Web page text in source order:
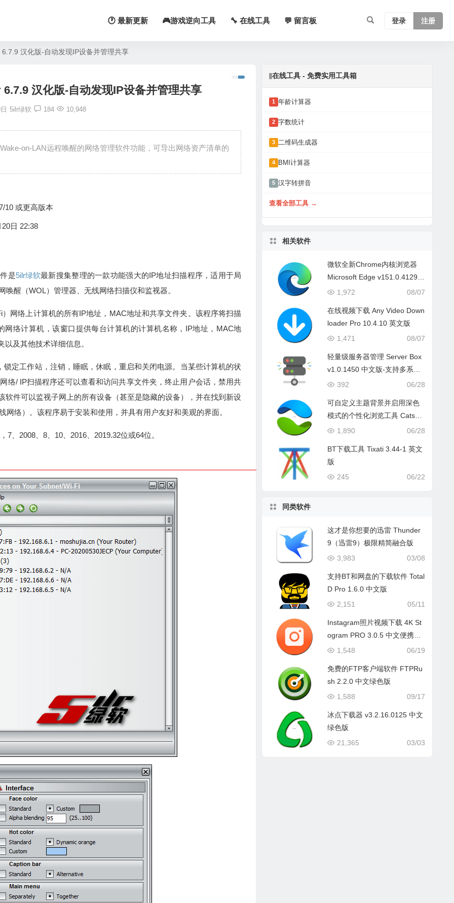
🕐 最新更新 🎮游戏逆向工具 🔧 在线工具 💬 留言板 登录 注册
汉化版-自动发现IP设备并管理共享
汉化版-自动发现IP设备并管理共享
5ilr绿软 184 10,948
on-LAN远程唤醒的网络管理软件功能，可导出网络资产清单的
10 或更高版本
日 22:38
是5ilr绿软最新搜集整理的一款功能强大的IP地址扫描程序，适用于局
醒（WOL）管理器、无线网络扫描仪和监视器。
网络上计算机的所有IP地址，MAC地址和共享文件夹。该程序将扫描
络计算机，该窗口提供每台计算机的计算机名称，IP地址，MAC地
及其他技术详细信息。
定工作站，注销，睡眠，休眠，重启和关闭电源。当某些计算机的状
络/ IP扫描程序还可以查看和访问共享文件夹，终止用户会话，禁用共
件可以监视子网上的所有设备（甚至是隐藏的设备），并在找到新设
络）。该程序易于安装和使用，并具有用户友好和美观的界面。
、2008、8、10、2016、2019.32位或64位。
在线工具 - 免费实用工具箱
1 年龄计算器
2 字数统计
3 二维码生成器
4 BMI计算器
5 汉字转拼音
查看全部工具 →
相关软件
微软全新Chrome内核浏览器
Microsoft Edge v151.0.4129.7
2 中文版
08/07
1,972
在线视频下载 Any Video Down
loader Pro 10.4.10 英文版
08/07
1,471
轻量级服务器管理 Server Box
v1.0.1450 中文版-支持多系统
一键搭建
06/28
392
可自定义主题背景并启用深色
模式的个性化浏览工具 Catsxp
Browser v6.7.1 中文版
06/28
1,890
BT下载工具 Tixati 3.44-1 英文
版
06/22
245
同类软件
这才是你想要的迅雷 Thunder
9（迅雷9）极限精简融合版
03/08
3,983
支持BT和网盘的下载软件 Total
D Pro 1.6.0 中文版
05/11
2,151
Instagram照片视频下载 4K St
ogram PRO 3.0.5 中文便携绿
色版
06/19
1,548
免费的FTP客户端软件 FTPRu
sh 2.2.0 中文绿色版
09/17
1,588
冰点下载器 v3.2.16.0125 中文
绿色版
03/03
21,365